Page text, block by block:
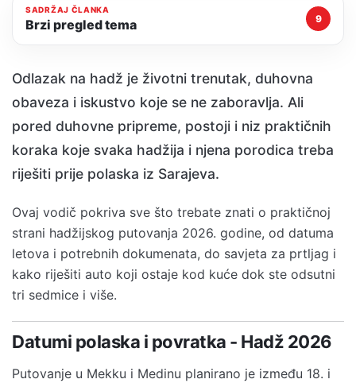
SADRŽAJ ČLANKA
Brzi pregled tema 9
Odlazak na hadž je životni trenutak, duhovna
obaveza i iskustvo koje se ne zaboravlja. Ali
pored duhovne pripreme, postoji i niz praktičnih
koraka koje svaka hadžija i njena porodica treba
riješiti prije polaska iz Sarajeva.
Ovaj vodič pokriva sve što trebate znati o praktičnoj
strani hadžijskog putovanja 2026. godine, od datuma
letova i potrebnih dokumenata, do savjeta za prtljag i
kako riješiti auto koji ostaje kod kuće dok ste odsutni
tri sedmice i više.
Datumi polaska i povratka - Hadž 2026
Putovanje u Mekku i Medinu planirano je između 18. i